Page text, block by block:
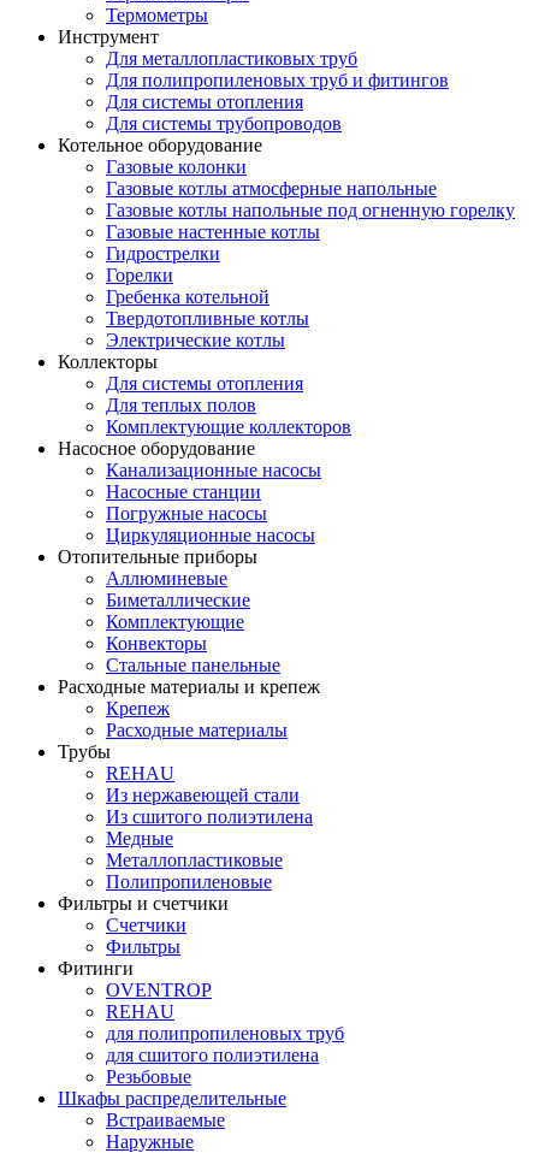
Термометры
Инструмент
Для металлопластиковых труб
Для полипропиленовых труб и фитингов
Для системы отопления
Для системы трубопроводов
Котельное оборудование
Газовые колонки
Газовые котлы атмосферные напольные
Газовые котлы напольные под огненную горелку
Газовые настенные котлы
Гидрострелки
Горелки
Гребенка котельной
Твердотопливные котлы
Электрические котлы
Коллекторы
Для системы отопления
Для теплых полов
Комплектующие коллекторов
Насосное оборудование
Канализационные насосы
Насосные станции
Погружные насосы
Циркуляционные насосы
Отопительные приборы
Аллюминевые
Биметаллические
Комплектующие
Конвекторы
Стальные панельные
Расходные материалы и крепеж
Крепеж
Расходные материалы
Трубы
REHAU
Из нержавеющей стали
Из сшитого полиэтилена
Медные
Металлопластиковые
Полипропиленовые
Фильтры и счетчики
Счетчики
Фильтры
Фитинги
OVENTROP
REHAU
для полипропиленовых труб
для сшитого полиэтилена
Резьбовые
Шкафы распределительные
Встраиваемые
Наружные